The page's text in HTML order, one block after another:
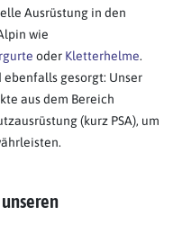
Ausrüstung in den
wie
oder Kletterhelme.
gesorgt: Unser
aus dem Bereich
(kurz PSA), um